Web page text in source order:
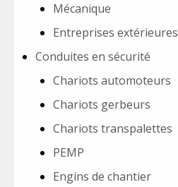
Mécanique
Entreprises extérieures
Conduites en sécurité
Chariots automoteurs
Chariots gerbeurs
Chariots transpalettes
PEMP
Engins de chantier